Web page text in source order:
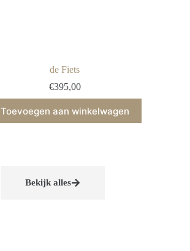
de Fiets
€395,00
Toevoegen aan winkelwagen
Bekijk alles